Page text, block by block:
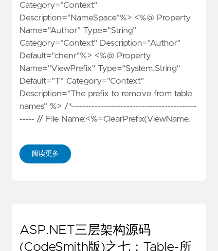
Category="Context"
Description="NameSpace"%> <%@ Property
Name="Author" Type="String"
Category="Context" Description="Author"
Default="chenr"%> <%@ Property
Name="ViewPrefix" Type="System.String"
Default="T" Category="Context"
Description="The prefix to remove from table
names" %> /*-------------------------------------------
----- // File Name:<%=ClearPrefix(ViewName.
阅读更多
ASP.NET三层架构源码
(CodeSmith版)之七：Table-所